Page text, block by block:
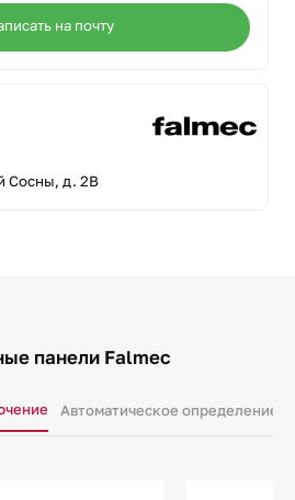
на почту
Сосны, д. 2В
панели Falmec
Автоматическое определение